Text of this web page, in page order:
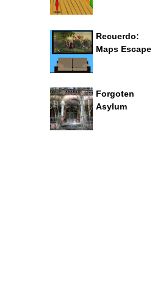
Recuerdo:
Maps Escape
Forgoten
Asylum